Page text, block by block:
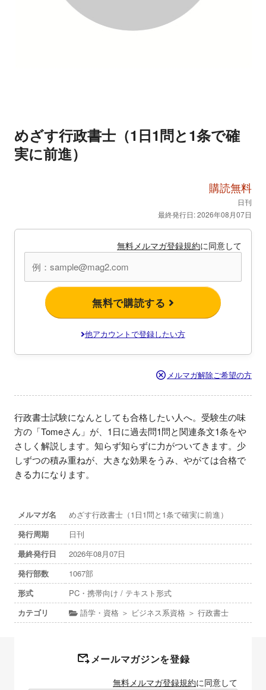
めざす行政書士（1日1問と1条で確
実に前進）
購読無料
日刊
最終発行日: 2026年08月07日
無料メルマガ登録規約に同意して
無料で購読する
他アカウントで登録したい方
メルマガ解除ご希望の方
行政書士試験になんとしても合格したい人へ。受験生の味
方の「Tomeさん」が、1日に過去問1問と関連条文1条をや
さしく解説します。知らず知らずに力がついてきます。少
しずつの積み重ねが、大きな効果をうみ、やがては合格で
きる力になります。
メルマガ名
めざす行政書士（1日1問と1条で確実に前進）
発行周期
日刊
最終発行日
2026年08月07日
発行部数
1067部
形式
PC・携帯向け / テキスト形式
カテゴリ
語学・資格 ＞ ビジネス系資格 ＞ 行政書士
メールマガジンを登録
無料メルマガ登録規約に同意して